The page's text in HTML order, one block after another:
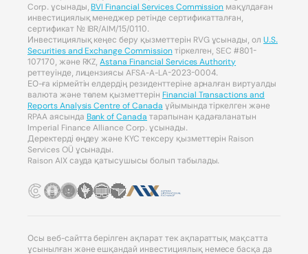
Corp. ұсынады,BVI Financial Services Commission мақұлдаған
инвестициялық менеджер ретінде сертификатталған,
сертификат № IBR/AIM/15/0110.
Инвестициялық кеңес беру қызметтерін RVG ұсынады, олU.S.
Securities and Exchange Commissionтіркелген, SEC #801-
107170, және RKZ,Astana Financial Services Authority
реттеуінде, лицензиясы AFSA-A-LA-2023-0004.
ЕО-ға кірмейтін елдердің резиденттеріне арналған виртуалды
валюта және төлем қызметтерін Financial Transactions and
Reports Analysis Centre of Canada ұйымында тіркелген және
RPAA аясында Bank of Canada тарапынан қадағаланатын
Imperial Finance Alliance Corp. ұсынады.
Деректерді өңдеу және KYC тексеру қызметтерін Raison
Services OÜ ұсынады.
Raison AIX сауда қатысушысы болып табылады.
Осы веб-сайтта берілген ақпарат тек ақпараттық мақсатта
ұсынылған және ешқандай инвестициялық немесе басқа да